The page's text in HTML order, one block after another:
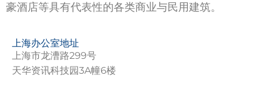
豪酒店等具有代表性的各类商业与民用建筑。
上海办公室地址
上海市龙漕路299号
天华资讯科技园3A幢6楼